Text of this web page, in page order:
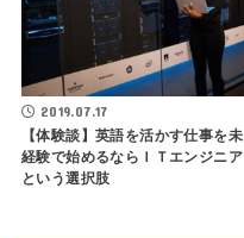
2019.07.17
【体験談】英語を活かす仕事を未
経験で始めるならＩＴエンジニア
という選択肢